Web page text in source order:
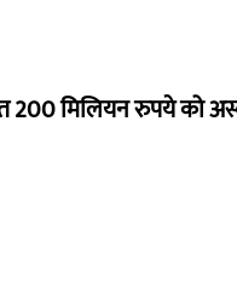
मिलियन रुपये को